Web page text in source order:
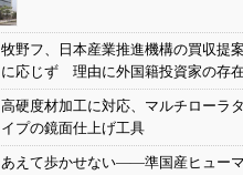
牧野フ、日本産業推進機構の買収提
に応じず 理由に外国籍投資家の存
高硬度材加工に対応、マルチローラタ
イプの鏡面仕上げ工具
あえて歩かせない――準国産ヒューマ